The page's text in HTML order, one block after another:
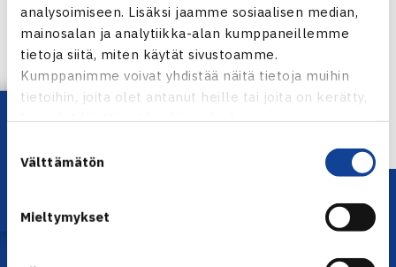
analysoimiseen. Lisäksi jaamme sosiaalisen median,
mainosalan ja analytiikka-alan kumppaneillemme
tietoja siitä, miten käytät sivustoamme.
Kumppanimme voivat yhdistää näitä tietoja muihin
tietoihin, joita olet antanut heille tai joita on kerätty,
kun olet käyttänyt heidän palvelujaan.
valinta
Välttämätön
Mieltymykset
Jaa:
← Edellinen
Lataa OmaTennis!